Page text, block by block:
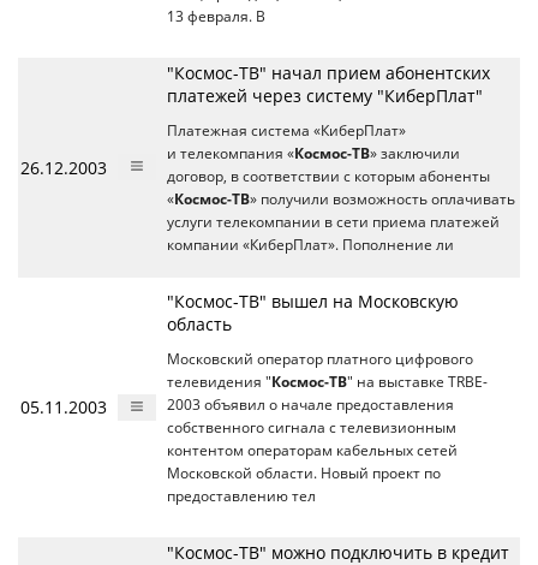
13 февраля. В
26.12.2003
"Космос-ТВ" начал прием абонентских
платежей через систему "КиберПлат"
Платежная система «КиберПлат»
и телекомпания «Космос-ТВ» заключили
договор, в соответствии с которым абоненты
«Космос-ТВ» получили возможность оплачивать
услуги телекомпании в сети приема платежей
компании «КиберПлат». Пополнение ли
05.11.2003
"Космос-ТВ" вышел на Московскую
область
Московский оператор платного цифрового
телевидения "Космос-ТВ" на выставке TRBE-
2003 объявил о начале предоставления
собственного сигнала с телевизионным
контентом операторам кабельных сетей
Московской области. Новый проект по
предоставлению тел
"Космос-ТВ" можно подключить в кредит